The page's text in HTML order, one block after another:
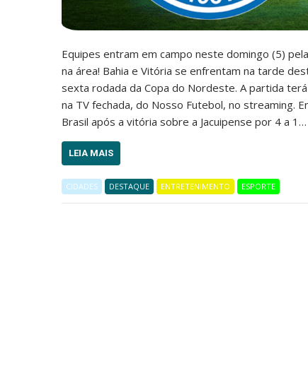
Equipes entram em campo neste domingo (5)
na área! Bahia e Vitória se enfrentam na tarde
sexta rodada da Copa do Nordeste. A partida
na TV fechada, do Nosso Futebol, no streaming.
Brasil após a vitória sobre a Jacuipense por 4 a 1…
LEIA MAIS
CIDADES DESTAQUE ENTRETENIMENTO ESPORTE